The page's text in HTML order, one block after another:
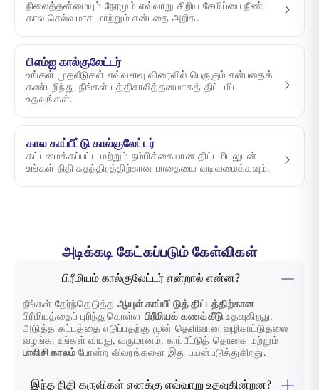
நிலைத்தன்மையும் நேரமும் எவ்வாறு சிறிய சேமிப்பை நீண்ட
கால செல்வமாக மாற்றும் என்பதை அறிக.
பிஎம்ஐ கால்குலேட்டர்
உங்கள் முதலீடுகள் எவ்வளவு விரைவில் பெருகும் என்பதைக்
கண்டறிந்து, நீங்கள் புத்திசாலித்தனமாகத் திட்டமிட
உதவுங்கள்.
கால காப்பீட்டு கால்குலேட்டர்
கட்டமைக்கப்பட்ட மற்றும் நம்பிக்கையான திட்டமிடலுடன்
உங்கள் நிதி சுதந்திரத்திற்கான பாதையை வடிவமைக்கவும்.
அடிக்கடி கேட்கப்படும் கேள்விகள்
பிரீமியம் கால்குலேட்டர் என்றால் என்ன?
நீங்கள் தேர்ந்தெடுத்த ஆயுள் காப்பீட்டுத் திட்டத்திற்கான
பிரீமியத்தைப் புரிந்துகொள்ள பிரீமியக் கணக்கீடுஉதவுகிறது.
அடுத்த கட்டத்தை எடுப்பதற்கு முன் தெளிவான வழிகாட்டுதலை
வழங்க, உங்கள் வயது, வருமானம், காப்பீட்டுத் தொகை மற்றும்
பாலிசி காலம் போன்ற விவரங்களை இது பயன்படுத்துகிறது.
இந்த நிதி கருவிகள் எனக்கு எவ்வாறு உதவுகின்றன?